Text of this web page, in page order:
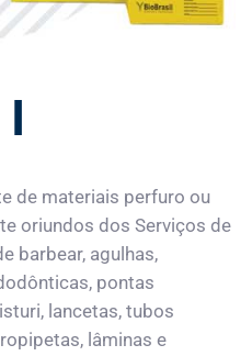
de materiais perfuro ou
oriundos dos Serviços de
barbear, agulhas,
pontas
lancetas, tubos
lâminas e